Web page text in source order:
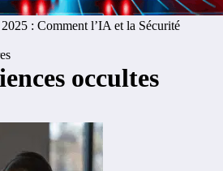
: Comment l’IA et la Sécurité
occultes